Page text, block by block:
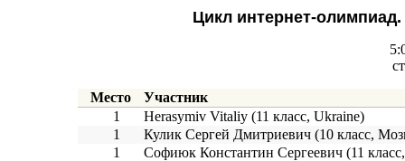
Цикл интернет-
Место
Участник
1
Herasymiv Vitaliy (11 класс, Ukraine)
1
Кулик Сергей Дмитриевич (10 класс,
1
Софиюк Константин Сергеевич (11